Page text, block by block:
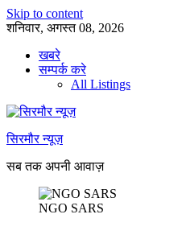
Skip to content
शनिवार, अगस्त 08, 2026
खबरे
सम्पर्क करे
All Listings
सिरमौर न्यूज़
सब तक अपनी आवाज़
NGO SARS